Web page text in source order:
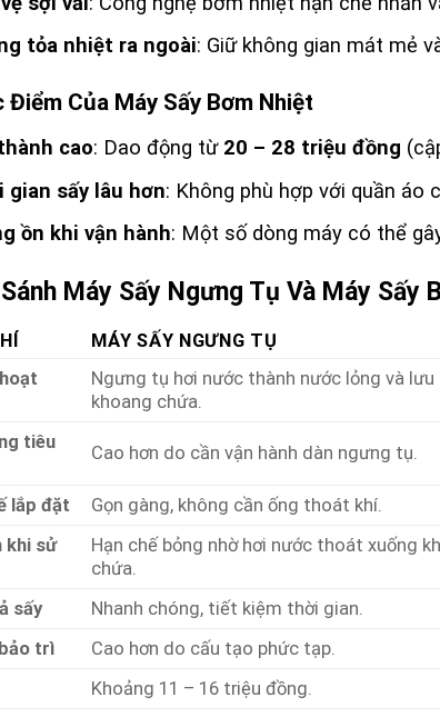
tỏa nhiệt ra ngoài: Giữ không gian mát mẻ
Điểm Của Máy Sấy Bơm Nhiệt
cao: Dao động từ 20 – 28 triệu đồng
gian sấy lâu hơn: Không phù hợp với quần áo
ồn khi vận hành: Một số dòng máy có thể
Máy Sấy Ngưng Tụ Và Máy Sấy
MÁY SẤY NGƯNG TỤ
Ngưng tụ hơi nước thành nước lỏng và
khoang chứa.
tiêu
Cao hơn do cần vận hành dàn ngưng tụ.
lắp đặt
Gọn gàng, không cần ống thoát khí.
khi sử
Hạn chế bỏng nhờ hơi nước thoát xuống
chứa.
sấy Nhanh chóng, tiết kiệm thời gian.
trì
Cao hơn do cấu tạo phức tạp.
Khoảng 11 – 16 triệu đồng.